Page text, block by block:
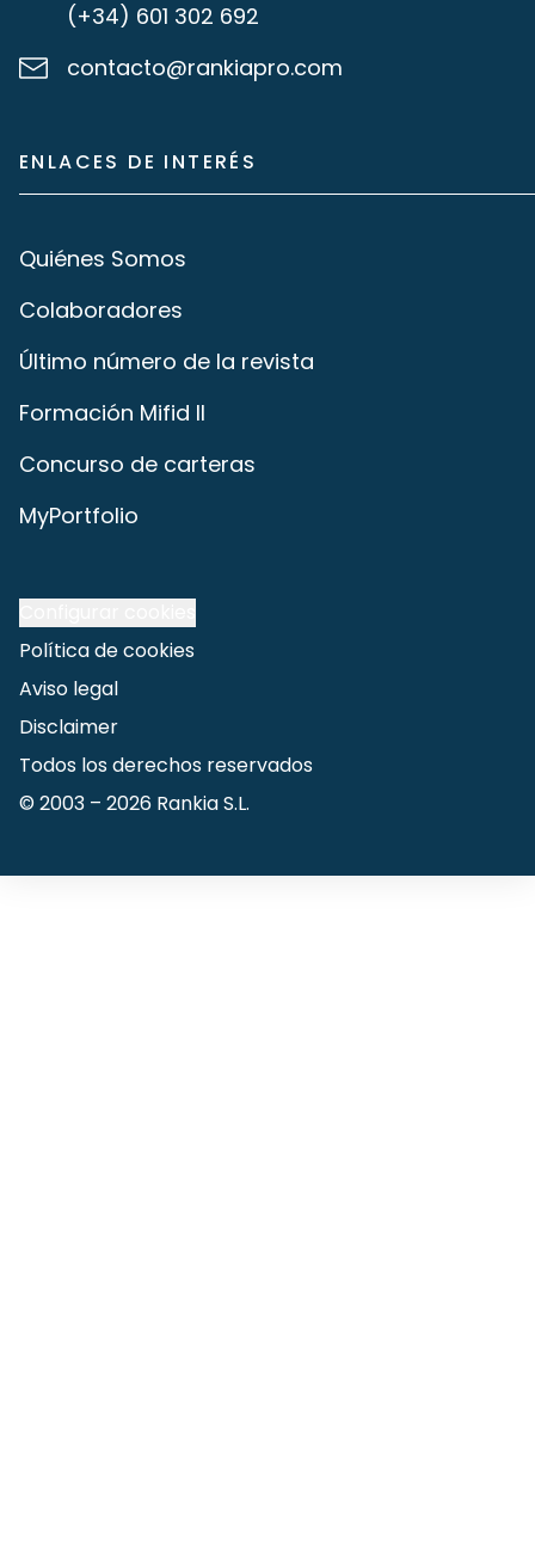
(+34) 601 302 692
contacto@rankiapro.com
ENLACES DE INTERÉS
Quiénes Somos
Colaboradores
Último número de la revista
Formación Mifid II
Concurso de carteras
MyPortfolio
Política de cookies
Aviso legal
Disclaimer
Todos los derechos reservados
© 2003 – 2026 Rankia S.L.